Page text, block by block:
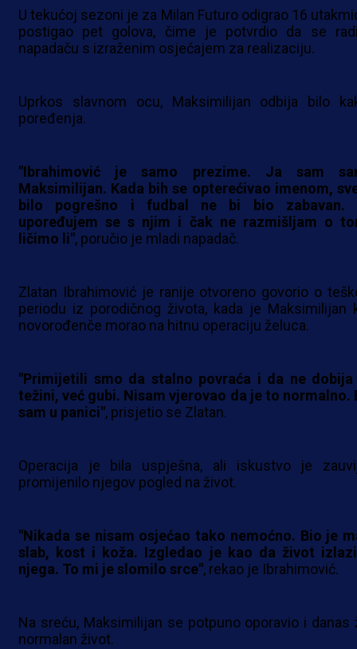
U tekućoj sezoni je za Milan Futuro odigrao 16
postigao pet golova, čime je potvrdio da se
napadaču s izraženim osjećajem za realizaciju.
Uprkos slavnom ocu, Maksimilijan odbija bilo
poređenja.
"Ibrahimović je samo prezime. Ja sam
Maksimilijan. Kada bih se opterećivao imenom,
bilo pogrešno i fudbal ne bi bio zabavan.
upoređujem se s njim i čak ne razmišljam o
ličimo li", poručio je mladi napadač.
Zlatan Ibrahimović je ranije otvoreno govorio o
periodu iz porodičnog života, kada je Maksimilijan
novorođenče morao na hitnu operaciju želuca.
"Primijetili smo da stalno povraća i da ne dobija
težini, već gubi. Nisam vjerovao da je to normalno.
sam u panici", prisjetio se Zlatan.
Operacija je bila uspješna, ali iskustvo je
promijenilo njegov pogled na život.
"Nikada se nisam osjećao tako nemoćno. Bio je
slab, kost i koža. Izgledao je kao da život
njega. To mi je slomilo srce", rekao je Ibrahimović.
Na sreću, Maksimilijan se potpuno oporavio i danas
normalan život.